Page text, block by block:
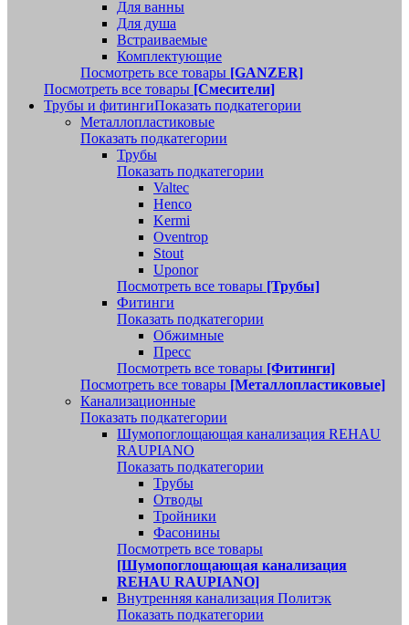
Для ванны
Для душа
Встраиваемые
Комплектующие
Посмотреть все товары [GANZER]
Посмотреть все товары [Смесители]
Трубы и фитингиПоказать подкатегории
Металлопластиковые
Показать подкатегории
Трубы
Показать подкатегории
Valtec
Henco
Kermi
Oventrop
Stout
Uponor
Посмотреть все товары [Трубы]
Фитинги
Показать подкатегории
Обжимные
Пресс
Посмотреть все товары [Фитинги]
Посмотреть все товары [Металлопластиковые]
Канализационные
Показать подкатегории
Шумопоглощающая канализация REHAU
RAUPIANO
Показать подкатегории
Трубы
Отводы
Тройники
Фасонины
Посмотреть все товары
[Шумопоглощающая канализация
REHAU RAUPIANO]
Внутренняя канализация Политэк
Показать подкатегории